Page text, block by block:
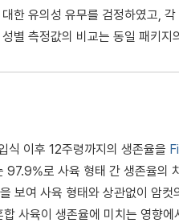
한 유의성 유무를 검정하였고,
별 측정값의 비교는 동일 패키지의
식 이후 12주령까지의 생존율을
로 사육 형태 간 생존율의
여 사육 형태와 상관없이 암컷
사육이 생존율에 미치는 영향